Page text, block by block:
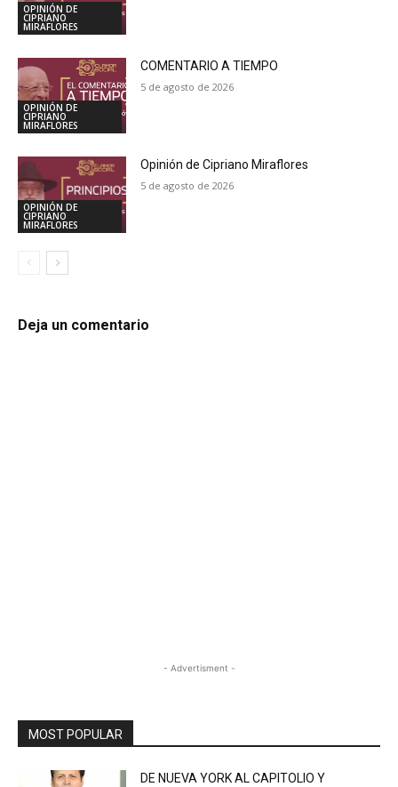
OPINIÓN DE
CIPRIANO
MIRAFLORES
OPINIÓN DE
CIPRIANO
MIRAFLORES
COMENTARIO A TIEMPO
5 de agosto de 2026
OPINIÓN DE
CIPRIANO
MIRAFLORES
Opinión de Cipriano Miraflores
5 de agosto de 2026
Deja un comentario
- Advertisment -
MOST POPULAR
DE NUEVA YORK AL CAPITOLIO Y